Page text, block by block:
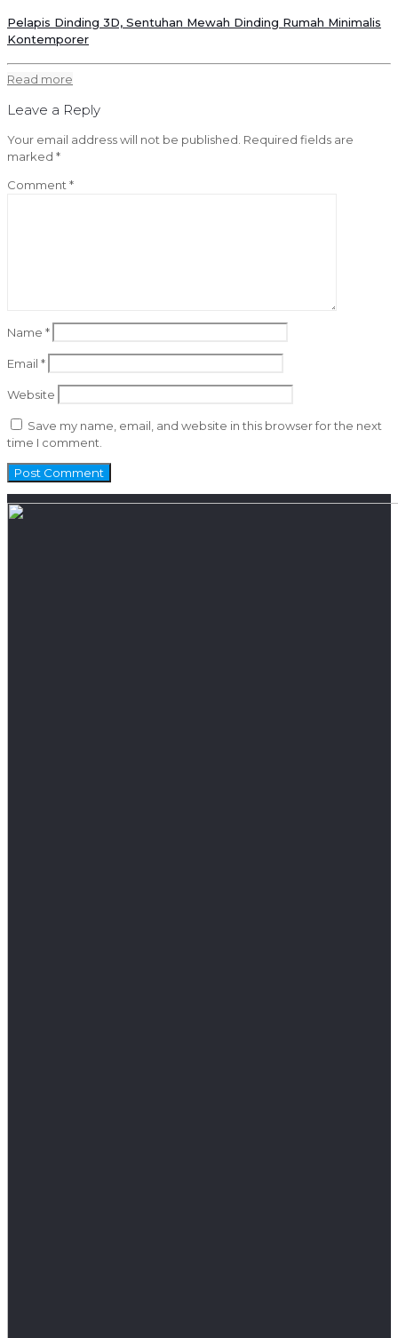
Pelapis Dinding 3D, Sentuhan Mewah Dinding Rumah Minimalis
Kontemporer
Read more
Leave a Reply
Your email address will not be published. Required fields are
marked *
Comment *
Name *
Email *
Website
Save my name, email, and website in this browser for the next
time I comment.